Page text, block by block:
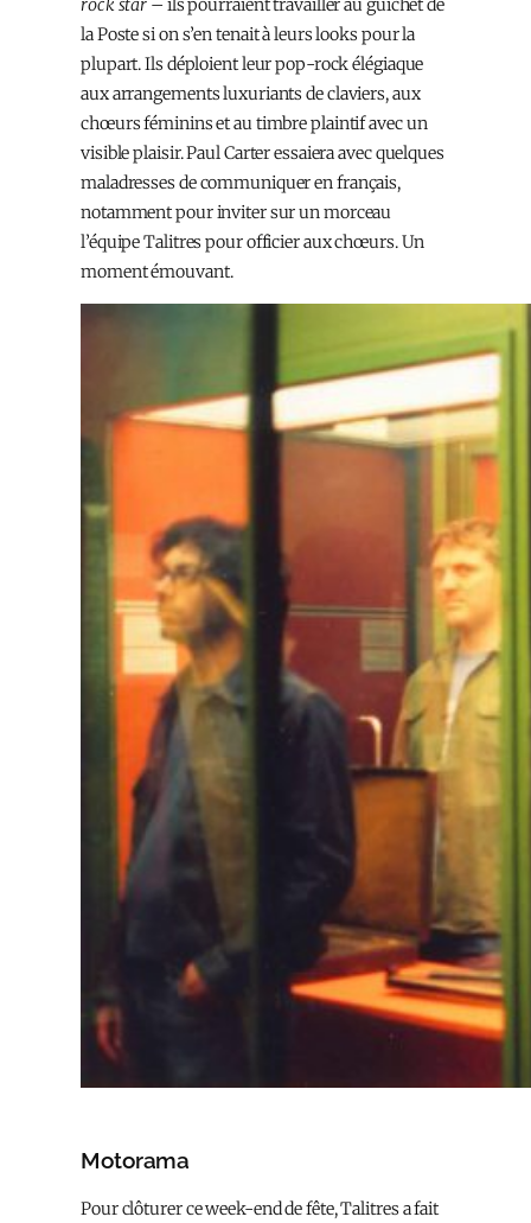
rock star – ils pourraient travailler au guichet de
la Poste si on s’en tenait à leurs looks pour la
plupart. Ils déploient leur pop-rock élégiaque
aux arrangements luxuriants de claviers, aux
chœurs féminins et au timbre plaintif avec un
visible plaisir. Paul Carter essaiera avec quelques
maladresses de communiquer en français,
notamment pour inviter sur un morceau
l’équipe Talitres pour officier aux chœurs. Un
moment émouvant.
Motorama
Pour clôturer ce week-end de fête, Talitres a fait